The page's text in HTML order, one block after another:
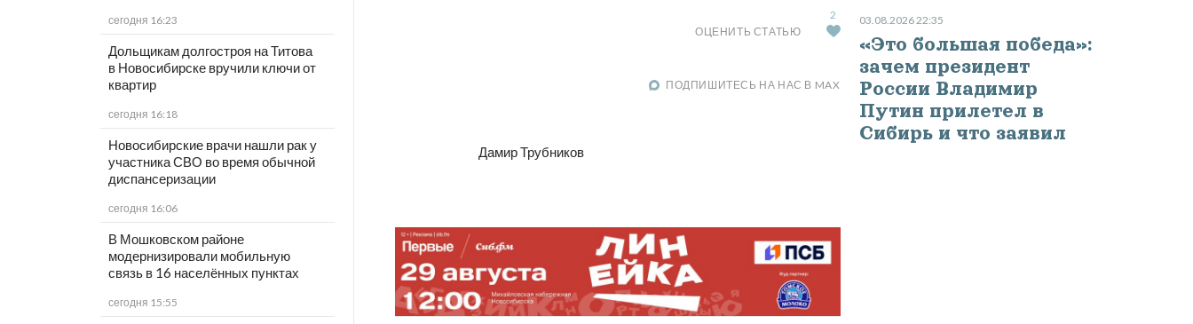
сегодня 16:23
Дольщикам долгостроя на Титова
в Новосибирске вручили ключи от
квартир
сегодня 16:18
Новосибирские врачи нашли рак у
участника СВО во время обычной
диспансеризации
сегодня 16:06
В Мошковском районе
модернизировали мобильную
связь в 16 населённых пунктах
сегодня 15:55
ОЦЕНИТЬ СТАТЬЮ
2
ПОДПИШИТЕСЬ НА НАС В MAX
Дамир Трубников
03.08.2026 22:35
«Это большая победа»:
зачем президент
России Владимир
Путин прилетел в
Сибирь и что заявил